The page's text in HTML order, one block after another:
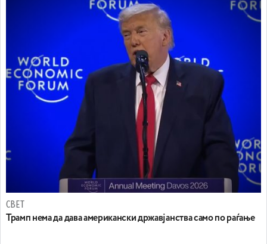
СВЕТ
Трамп нема да дава американски државјанства само по раѓање